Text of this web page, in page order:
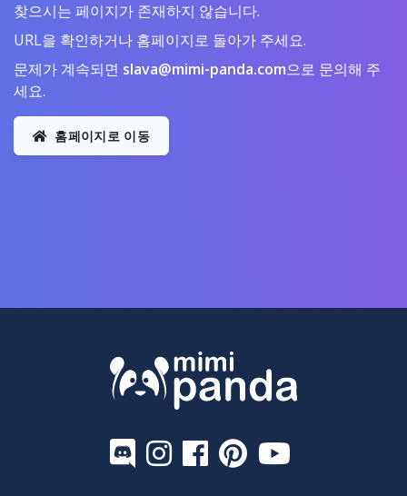
찾으시는 페이지가 존재하지 않습니다.
URL을 확인하거나 홈페이지로 돌아가 주세요.
문제가 계속되면 slava@mimi-panda.com으로 문의해 주
세요.
홈페이지로 이동